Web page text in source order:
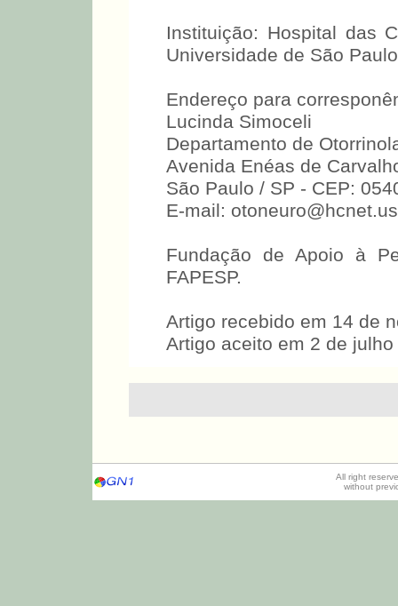
Instituição: Hospital das
Universidade de São
Endereço para
Lucinda Simoceli
Departamento de
Avenida Enéas de
São Paulo / SP - CEP:
E-mail:
Fundação de Apoio à
FAPESP.
Artigo recebido em 14 de
Artigo aceito em 2 de
All right
without